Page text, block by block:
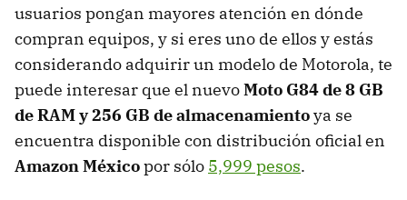
usuarios pongan mayores atención en dónde
compran equipos, y si eres uno de ellos y estás
considerando adquirir un modelo de Motorola, te
puede interesar que el nuevoMoto G84 de 8 GB
de RAM y 256 GB de almacenamientoya se
encuentra disponible con distribución oficial en
Amazon Méxicopor sólo 5,999 pesos.